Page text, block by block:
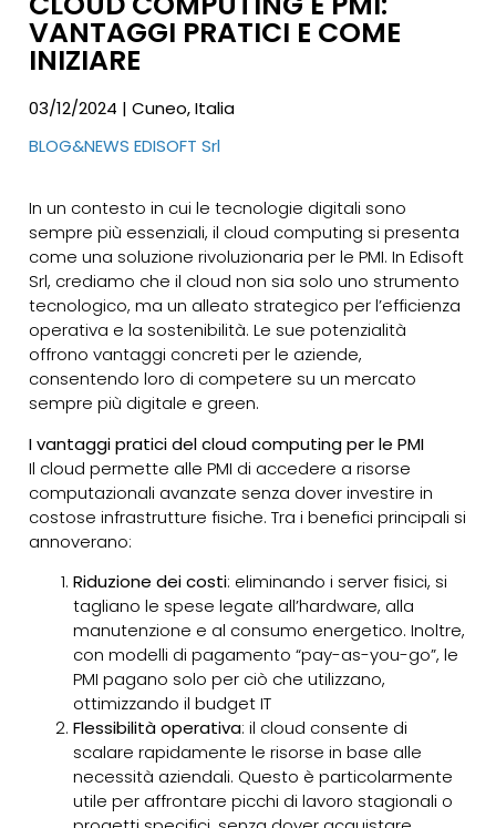
VANTAGGI PRATICI E COME
INIZIARE
03/12/2024 | Cuneo, Italia
BLOG&NEWS EDISOFT Srl
In un contesto in cui le tecnologie digitali sono
sempre più essenziali, il cloud computing si presenta
come una soluzione rivoluzionaria per le PMI. In Edisoft
Srl, crediamo che il cloud non sia solo uno strumento
tecnologico, ma un alleato strategico per l’efficienza
operativa e la sostenibilità. Le sue potenzialità
offrono vantaggi concreti per le aziende,
consentendo loro di competere su un mercato
sempre più digitale e green.
I vantaggi pratici del cloud computing per le PMI
Il cloud permette alle PMI di accedere a risorse
computazionali avanzate senza dover investire in
costose infrastrutture fisiche. Tra i benefici principali si
annoverano:
Riduzione dei costi: eliminando i server fisici, si
tagliano le spese legate all’hardware, alla
manutenzione e al consumo energetico. Inoltre,
con modelli di pagamento “pay-as-you-go”, le
PMI pagano solo per ciò che utilizzano,
ottimizzando il budget IT
Flessibilità operativa: il cloud consente di
scalare rapidamente le risorse in base alle
necessità aziendali. Questo è particolarmente
utile per affrontare picchi di lavoro stagionali o